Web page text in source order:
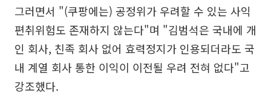
그러면서 "(쿠팡에는) 공정위가 우려할 수 있는 사익
편취위험도 존재하지 않는다"며 "김범석은 국내에 개
인 회사, 친족 회사 없어 효력정지가 인용되더라도 국
내 계열 회사 통한 이익이 이전될 우려 전혀 없다"고
강조했다.